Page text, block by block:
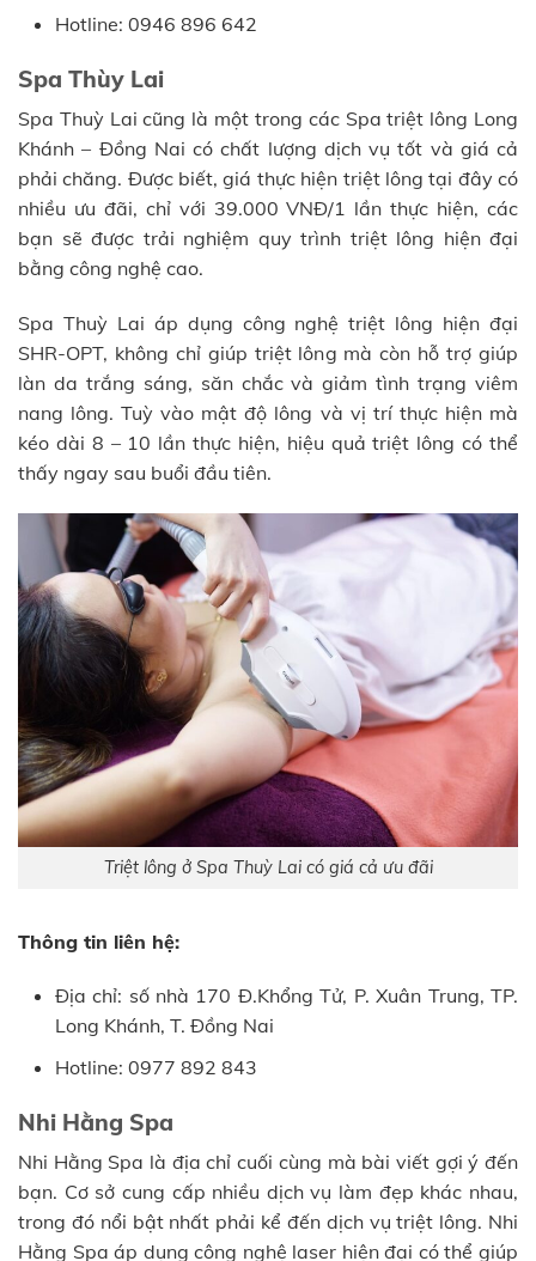
Hotline: 0946 896 642
Spa Thùy Lai
Spa Thuỳ Lai cũng là một trong các Spa triệt lông Long
Khánh – Đồng Nai có chất lượng dịch vụ tốt và giá cả
phải chăng. Được biết, giá thực hiện triệt lông tại đây có
nhiều ưu đãi, chỉ với 39.000 VNĐ/1 lần thực hiện, các
bạn sẽ được trải nghiệm quy trình triệt lông hiện đại
bằng công nghệ cao.
Spa Thuỳ Lai áp dụng công nghệ triệt lông hiện đại
SHR-OPT, không chỉ giúp triệt lông mà còn hỗ trợ giúp
làn da trắng sáng, săn chắc và giảm tình trạng viêm
nang lông. Tuỳ vào mật độ lông và vị trí thực hiện mà
kéo dài 8 – 10 lần thực hiện, hiệu quả triệt lông có thể
thấy ngay sau buổi đầu tiên.
Triệt lông ở Spa Thuỳ Lai có giá cả ưu đãi
Thông tin liên hệ:
Địa chỉ: số nhà 170 Đ.Khổng Tử, P. Xuân Trung, TP.
Long Khánh, T. Đồng Nai
Hotline: 0977 892 843
Nhi Hằng Spa
Nhi Hằng Spa là địa chỉ cuối cùng mà bài viết gợi ý đến
bạn. Cơ sở cung cấp nhiều dịch vụ làm đẹp khác nhau,
trong đó nổi bật nhất phải kể đến dịch vụ triệt lông. Nhi
Hằng Spa áp dụng công nghệ laser hiện đại có thể giúp